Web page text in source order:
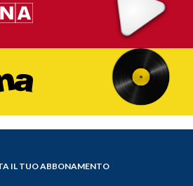
IL TUO ABBONAMENTO